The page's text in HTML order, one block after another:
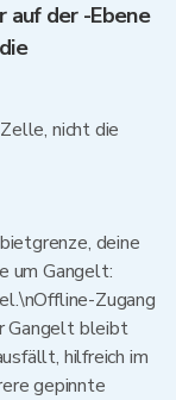
auf der -Ebene
nicht die
deine
um Gangelt:
Zugang
Gangelt bleibt
hilfreich im
gepinnte